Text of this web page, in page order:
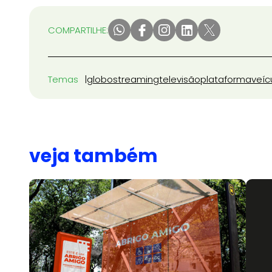
COMPARTILHE:
Temas globostreamingtelevisãoplataforma
veja também